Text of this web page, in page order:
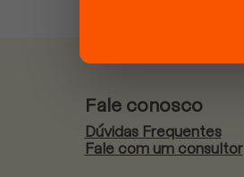
Fale conosco
Dúvidas Frequentes
Fale com um consultor